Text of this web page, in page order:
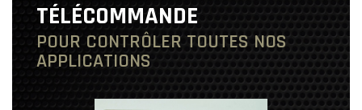
TÉLÉCOMMANDE
POUR CONTRÔLER TOUTES NOS
APPLICATIONS